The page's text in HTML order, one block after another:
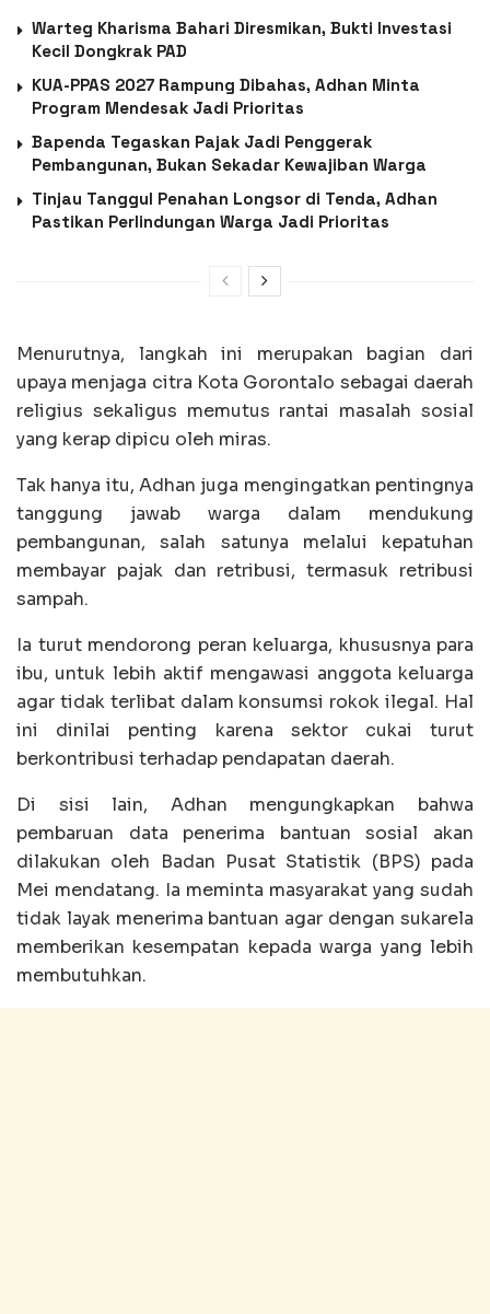
Warteg Kharisma Bahari Diresmikan, Bukti Investasi
Kecil Dongkrak PAD
KUA-PPAS 2027 Rampung Dibahas, Adhan Minta
Program Mendesak Jadi Prioritas
Bapenda Tegaskan Pajak Jadi Penggerak
Pembangunan, Bukan Sekadar Kewajiban Warga
Tinjau Tanggul Penahan Longsor di Tenda, Adhan
Pastikan Perlindungan Warga Jadi Prioritas
Menurutnya, langkah ini merupakan bagian dari
upaya menjaga citra Kota Gorontalo sebagai daerah
religius sekaligus memutus rantai masalah sosial
yang kerap dipicu oleh miras.
Tak hanya itu, Adhan juga mengingatkan pentingnya
tanggung jawab warga dalam mendukung
pembangunan, salah satunya melalui kepatuhan
membayar pajak dan retribusi, termasuk retribusi
sampah.
Ia turut mendorong peran keluarga, khususnya para
ibu, untuk lebih aktif mengawasi anggota keluarga
agar tidak terlibat dalam konsumsi rokok ilegal. Hal
ini dinilai penting karena sektor cukai turut
berkontribusi terhadap pendapatan daerah.
Di sisi lain, Adhan mengungkapkan bahwa
pembaruan data penerima bantuan sosial akan
dilakukan oleh Badan Pusat Statistik (BPS) pada
Mei mendatang. Ia meminta masyarakat yang sudah
tidak layak menerima bantuan agar dengan sukarela
memberikan kesempatan kepada warga yang lebih
membutuhkan.